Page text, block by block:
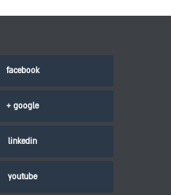
facebook
google +
linkedin
youtube